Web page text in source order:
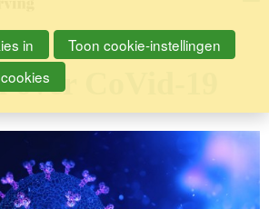
CoVid-19
in
Toon cookie-instellingen